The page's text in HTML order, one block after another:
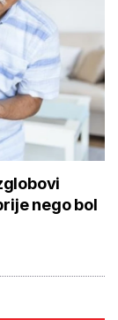
nego bol